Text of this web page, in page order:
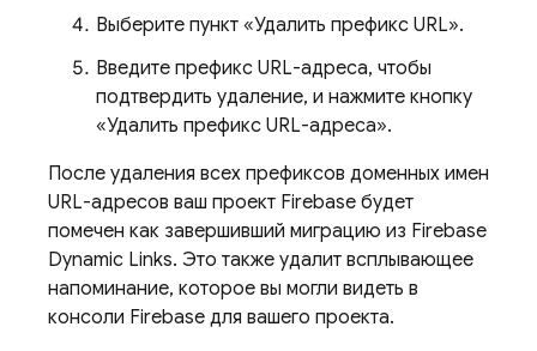
Выберите пункт «Удалить префикс URL».
Введите префикс URL-адреса, чтобы
подтвердить удаление, и нажмите кнопку
«Удалить префикс URL-адреса».
После удаления всех префиксов доменных имен
URL-адресов ваш проект Firebase будет
помечен как завершивший миграцию из Firebase
Dynamic Links. Это также удалит всплывающее
напоминание, которое вы могли видеть в
консоли Firebase для вашего проекта.